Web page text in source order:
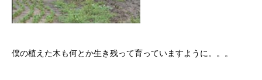
僕の植えた木も何とか生き残って育っていますように。。。